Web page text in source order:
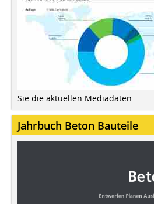
Sie die aktuellen Mediadaten
Jahrbuch Beton Bauteile